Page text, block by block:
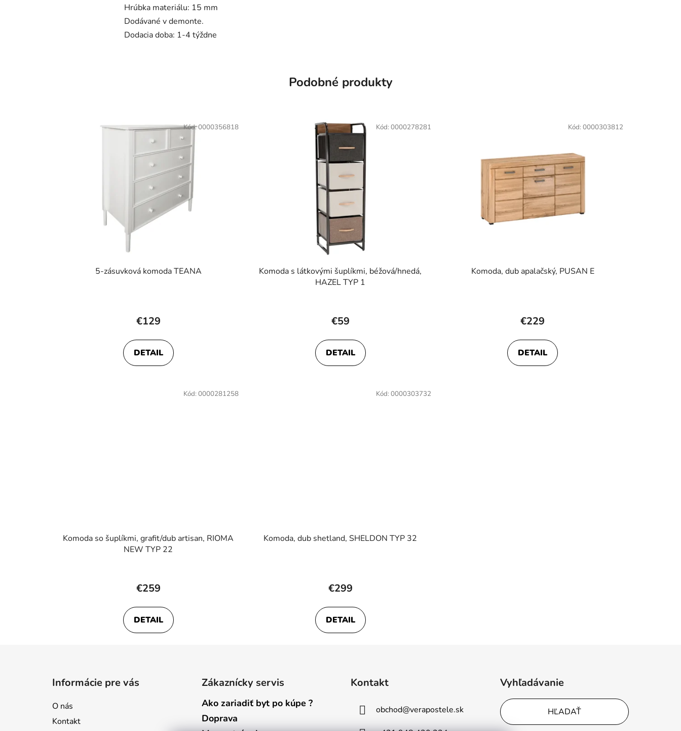
Hrúbka materiálu: 15 mm
Dodávané v demonte.
Dodacia doba: 1-4 týždne
Podobné produkty
5-zásuvková komoda TEANA
€129
DETAIL
Kód:0000356818
Komoda s látkovými šuplíkmi, béžová/hnedá,
HAZEL TYP 1
€59
DETAIL
Kód: 0000278281
Komoda, dub apalačský, PUSAN E
€229
DETAIL
Kód: 0000303812
Komoda so šuplíkmi, grafit/dub artisan, RIOMA
NEW TYP 22
€259
DETAIL
Kód:0000281258
Komoda, dub shetland, SHELDON TYP 32
€299
DETAIL
Kód: 0000303732
Informácie pre vás
O nás
Kontakt
Zákaznícky servis
Ako zariadiť byt po kúpe ?
Doprava
Kontakt
obchod@verapostele.sk
Vyhľadávanie
HĽADAŤ